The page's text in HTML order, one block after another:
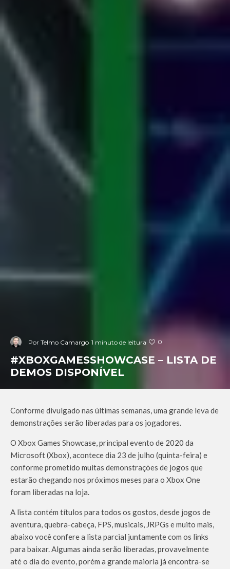
Por Telmo Camargo 1 minuto de leitura 0
#XBOXGAMESSHOWCASE – LISTA DE
DEMOS DISPONÍVEL
Conforme divulgado nas últimas semanas, uma grande leva de
demonstrações serão liberadas para os jogadores.
O Xbox Games Showcase, principal evento de 2020 da
Microsoft (Xbox), acontece dia 23 de julho (quinta-feira) e
conforme prometido muitas demonstrações de jogos que
estarão chegando nos próximos meses para o Xbox One
foram liberadas na loja.
A lista contém títulos para todos os gostos, desde jogos de
aventura, quebra-cabeça, FPS, musicais, JRPGs e muito mais,
abaixo você confere a lista parcial juntamente com os links
para baixar. Algumas ainda serão liberadas, provavelmente
até o dia do evento, porém a grande maioria já encontra-se